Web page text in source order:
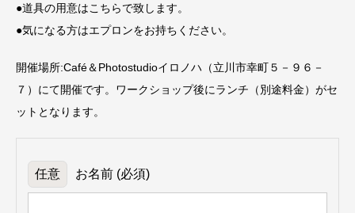
●道具の用意はこちらで致します。
●気になる方はエプロンをお持ちください。
開催場所:Café＆Photostudioイロノハ（立川市幸町５－９６－
７）にて開催です。ワークショップ後にランチ（別途料金）がセ
ットとなります。
お名前 (必須)